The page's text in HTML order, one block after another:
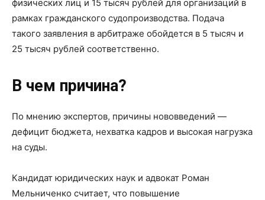
физических лиц и 15 тысяч рублей для организаций в
рамках гражданского судопроизводства. Подача
такого заявления в арбитраже обойдется в 5 тысяч и
25 тысяч рублей соответственно.
В чем причина?
По мнению экспертов, причины нововведений —
дефицит бюджета, нехватка кадров и высокая нагрузка
на суды.
Кандидат юридических наук и адвокат Роман
Мельниченко считает, что повышение